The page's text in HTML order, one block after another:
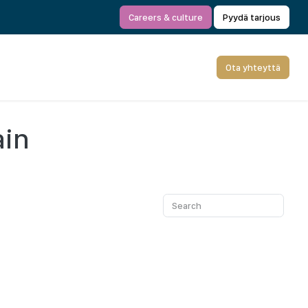
Careers & culture Pyydä tarjous
Ota yhteyttä